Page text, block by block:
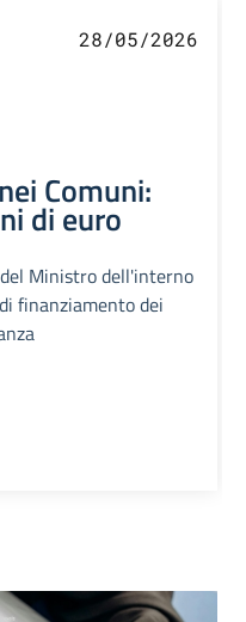
28/05/2026
Comuni:
di euro
Ministro dell'interno
finanziamento dei